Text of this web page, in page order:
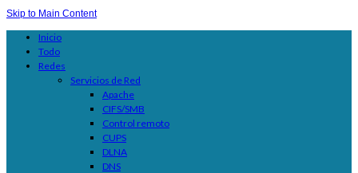
Skip to Main Content
Inicio
Todo
Redes
Servicios de Red
Apache
CIFS/SMB
Control remoto
CUPS
DLNA
DNS